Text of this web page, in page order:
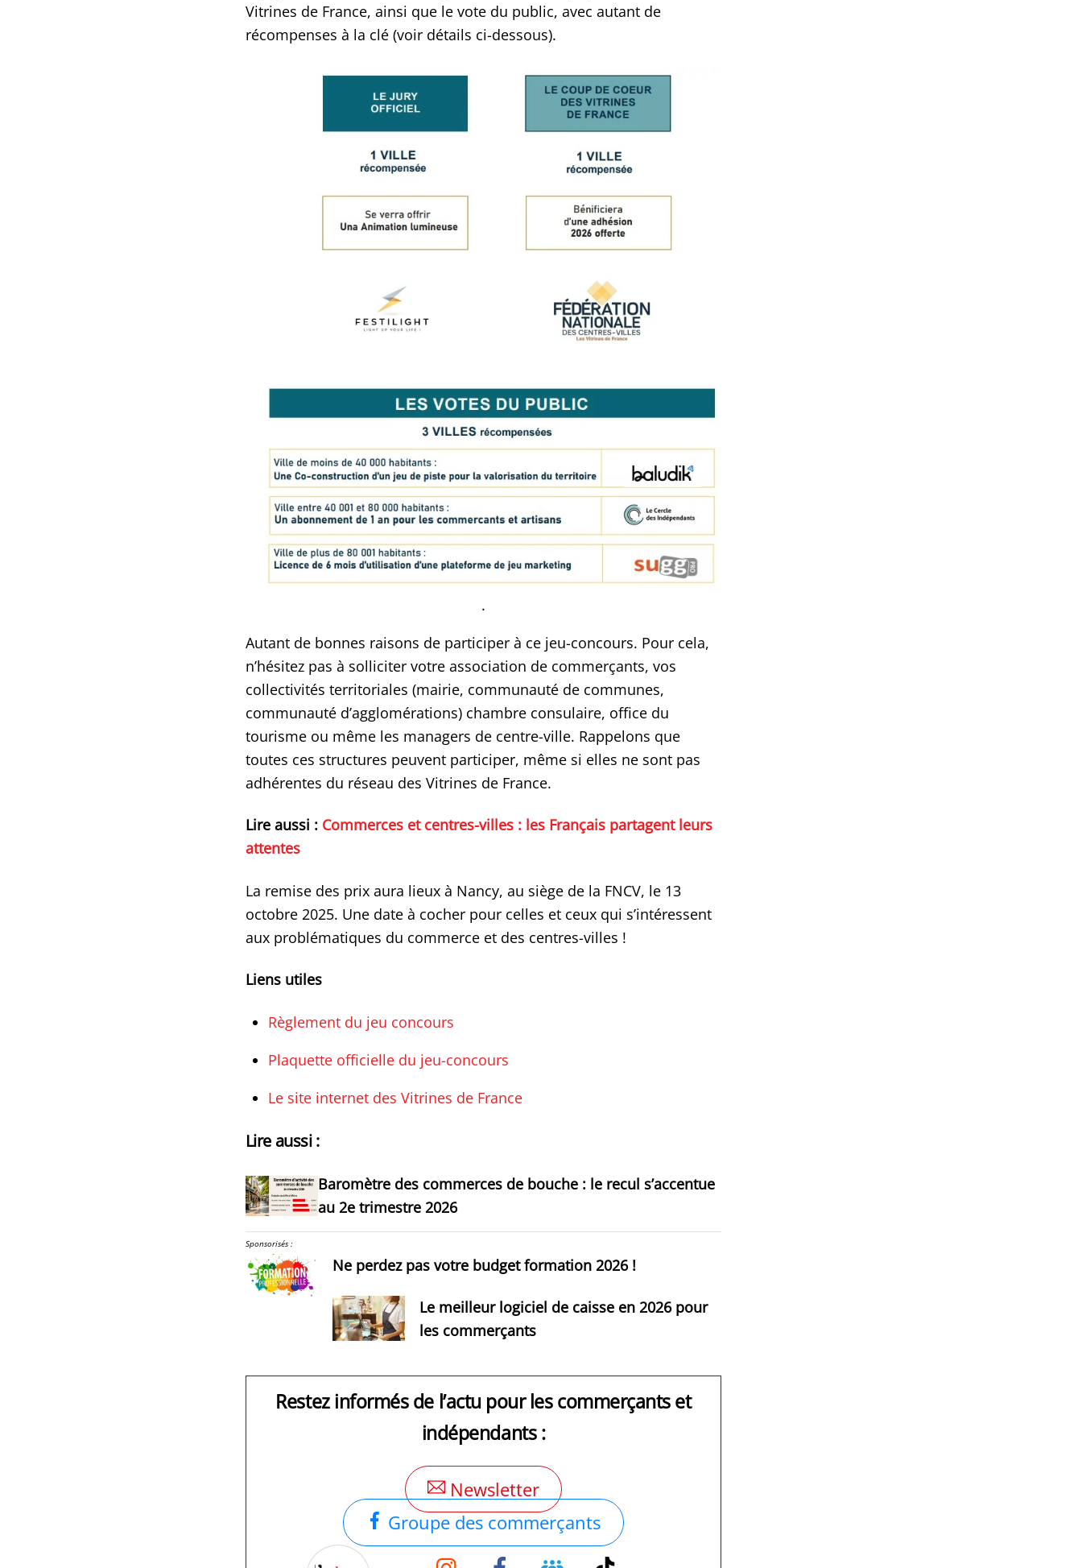
Vitrines de France, ainsi que le vote du public, avec autant de
récompenses à la clé (voir détails ci-dessous).
.
Autant de bonnes raisons de participer à ce jeu-concours. Pour cela,
n’hésitez pas à solliciter votre association de commerçants, vos
collectivités territoriales (mairie, communauté de communes,
communauté d’agglomérations) chambre consulaire, office du
tourisme ou même les managers de centre-ville. Rappelons que
toutes ces structures peuvent participer, même si elles ne sont pas
adhérentes du réseau des Vitrines de France.
Lire aussi : Commerces et centres-villes : les Français partagent leurs
attentes
La remise des prix aura lieux à Nancy, au siège de la FNCV, le 13
octobre 2025. Une date à cocher pour celles et ceux qui s’intéressent
aux problématiques du commerce et des centres-villes !
Liens utiles
Règlement du jeu concours
Plaquette officielle du jeu-concours
Le site internet des Vitrines de France
Lire aussi :
Baromètre des commerces de bouche : le recul s’accentue
au 2e trimestre 2026
Sponsorisés :
Ne perdez pas votre budget formation 2026 !
Le meilleur logiciel de caisse en 2026 pour
les commerçants
Restez informés de l’actu pour les commerçants et
indépendants :
Newsletter
Groupe des commerçants
InstagramFacebook Groupe